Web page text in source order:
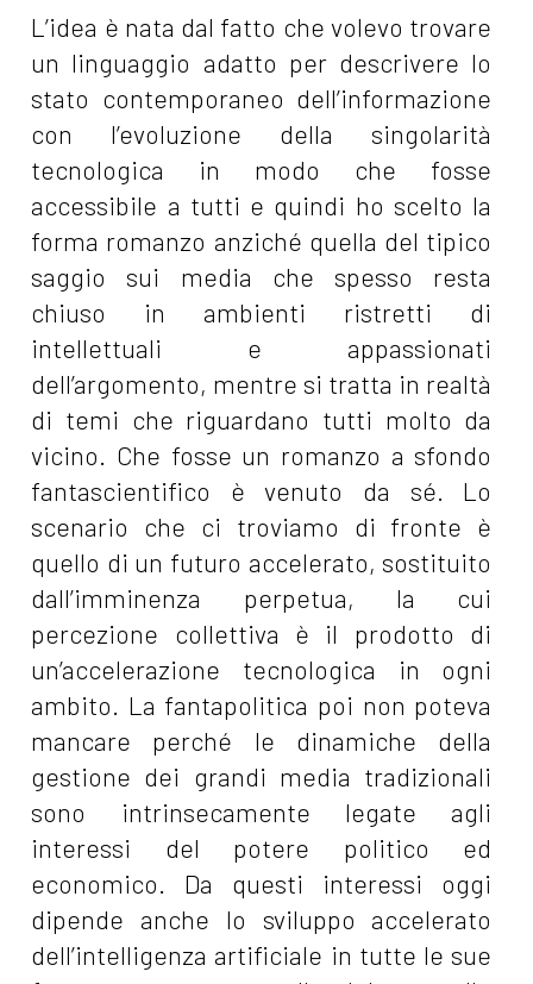
L’idea è nata dal fatto che volevo trovare
un linguaggio adatto per descrivere lo
stato contemporaneo dell’informazione
con l’evoluzione della singolarità
tecnologica in modo che fosse
accessibile a tutti e quindi ho scelto la
forma romanzo anziché quella del tipico
saggio sui media che spesso resta
chiuso in ambienti ristretti di
intellettuali e appassionati
dell’argomento, mentre si tratta in realtà
di temi che riguardano tutti molto da
vicino. Che fosse un romanzo a sfondo
fantascientifico è venuto da sé. Lo
scenario che ci troviamo di fronte è
quello di un futuro accelerato, sostituito
dall’imminenza perpetua, la cui
percezione collettiva è il prodotto di
un’accelerazione tecnologica in ogni
ambito. La fantapolitica poi non poteva
mancare perché le dinamiche della
gestione dei grandi media tradizionali
sono intrinsecamente legate agli
interessi del potere politico ed
economico. Da questi interessi oggi
dipende anche lo sviluppo accelerato
dell’intelligenza artificiale in tutte le sue